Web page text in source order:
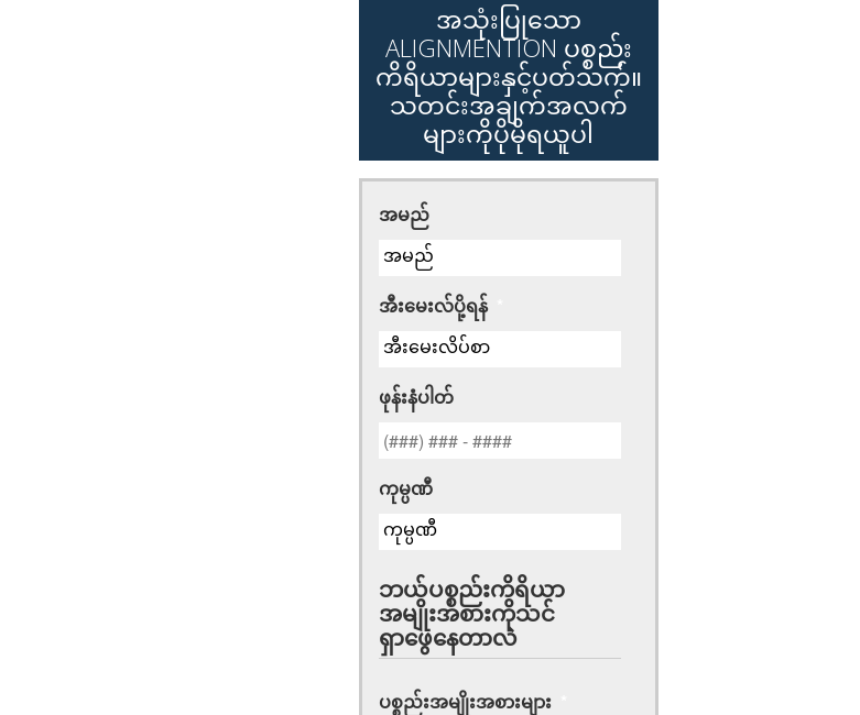
အသုံးပြုသော
ALIGNMENTION ပစ္စည်း
ကိရိယာများနှင့်ပတ်သက်။
သတင်းအချက်အလက်
များကိုပိုမိုရယူပါ
အမည်
အီးမေးလ်ပို့ရန်
ဖုန်းနံပါတ်
ကုမ္ပဏီ
ဘယ်ပစ္စည်းကိရိယာ
အမျိုးအစားကိုသင်
ရှာဖွေနေတာလဲ
ပစ္စည်းအမျိုးအစားများ